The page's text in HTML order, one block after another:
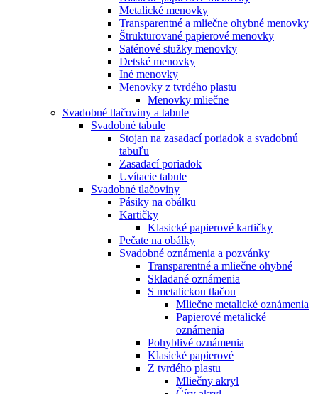
Metalické menovky
Transparentné a mliečne ohybné menovky
Štrukturované papierové menovky
Saténové stužky menovky
Detské menovky
Iné menovky
Menovky z tvrdého plastu
Menovky mliečne
Svadobné tlačoviny a tabule
Svadobné tabule
Stojan na zasadací poriadok a svadobnú
tabuľu
Zasadací poriadok
Uvítacie tabule
Svadobné tlačoviny
Pásiky na obálku
Kartičky
Klasické papierové kartičky
Pečate na obálky
Svadobné oznámenia a pozvánky
Transparentné a mliečne ohybné
Skladané oznámenia
S metalickou tlačou
Mliečne metalické oznámenia
Papierové metalické
oznámenia
Pohyblivé oznámenia
Klasické papierové
Z tvrdého plastu
Mliečny akryl